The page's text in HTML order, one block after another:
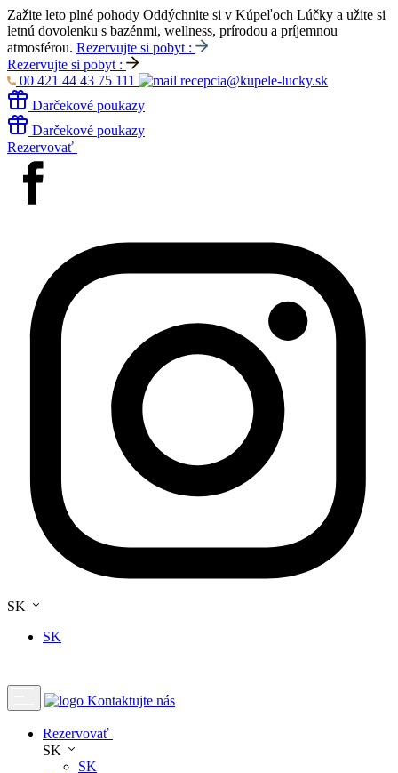
Zažite leto plné pohody Oddýchnite si v Kúpeľoch Lúčky a užite si
letnú dovolenku s bazénmi, wellness, prírodou a príjemnou
atmosférou. Rezervujte si pobyt :
Rezervujte si pobyt :
00 421 44 43 75 111
recepcia@kupele-lucky.sk
Darčekové poukazy
Darčekové poukazy
Rezervovať
SK
SK
Kontaktujte nás
Rezervovať
SK
SK